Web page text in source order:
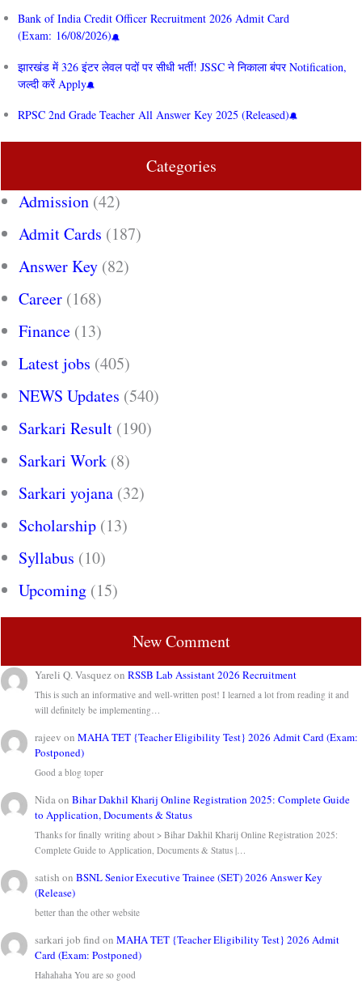
Bank of India Credit Officer Recruitment 2026 Admit Card
(Exam: 16/08/2026)
झारखंड में 326 इंटर लेवल पदों पर सीधी भर्ती! JSSC ने निकाला बंपर Notification,
जल्दी करें Apply
RPSC 2nd Grade Teacher All Answer Key 2025 (Released)
Categories
Admission (42)
Admit Cards (187)
Answer Key (82)
Career (168)
Finance (13)
Latest jobs (405)
NEWS Updates (540)
Sarkari Result (190)
Sarkari Work (8)
Sarkari yojana (32)
Scholarship (13)
Syllabus (10)
Upcoming (15)
New Comment
Yareli Q. VasquezonRSSB Lab Assistant 2026 Recruitment
This is such an informative and well-written post! I learned a lot from reading it and
will definitely be implementing…
rajeev onMAHA TET {Teacher Eligibility Test} 2026 Admit Card (Exam:
Postponed)
Good a blog toper
NidaonBihar Dakhil Kharij Online Registration 2025: Complete Guide
to Application, Documents & Status
Thanks for finally writing about > Bihar Dakhil Kharij Online Registration 2025:
Complete Guide to Application, Documents & Status |…
satish onBSNL Senior Executive Trainee (SET) 2026 Answer Key
(Release)
better than the other website
sarkari job find onMAHA TET {Teacher Eligibility Test} 2026 Admit
Card (Exam: Postponed)
Hahahaha You are so good